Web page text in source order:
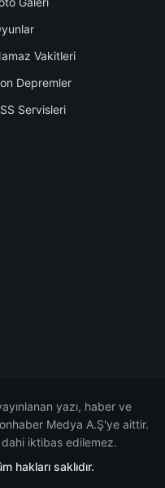
Vakitleri
Depremler
Servisleri
yazı, haber ve
Medya A.Ş'ye aittir.
iktibas edilemez.
hakları saklıdır.